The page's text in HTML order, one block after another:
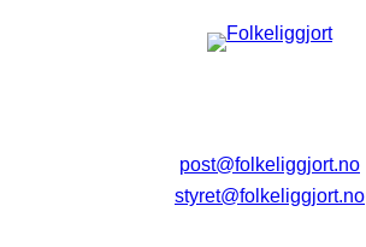
post@folkeliggjort.no
styret@folkeliggjort.no